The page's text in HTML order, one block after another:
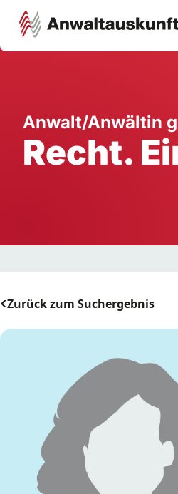
Ausbildung
Anwalt/Anwältin
Recht.
Zurück zum Suchergebnis